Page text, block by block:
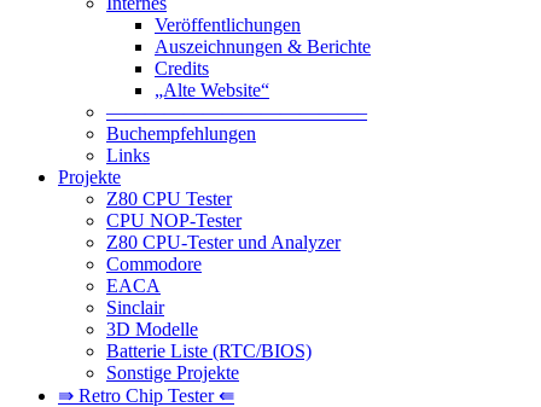
Veröffentlichungen
Auszeichnungen & Berichte
Credits
„Alte Website“
—————————————–
Buchempfehlungen
Links
Projekte
Z80 CPU Tester
CPU NOP-Tester
Z80 CPU-Tester und Analyzer
Commodore
EACA
Sinclair
3D Modelle
Batterie Liste (RTC/BIOS)
Sonstige Projekte
⇛ Retro Chip Tester ⇚